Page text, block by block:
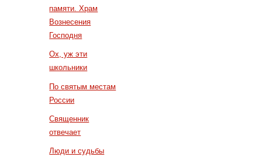
памяти. Храм
Вознесения
Господня
Ох, уж эти
школьники
По святым местам
России
Священник
отвечает
Люди и судьбы